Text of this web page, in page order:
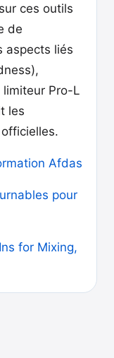
ces outils
de
aspects liés
limiteur Pro-L
les
Afdas
pour
for Mixing,